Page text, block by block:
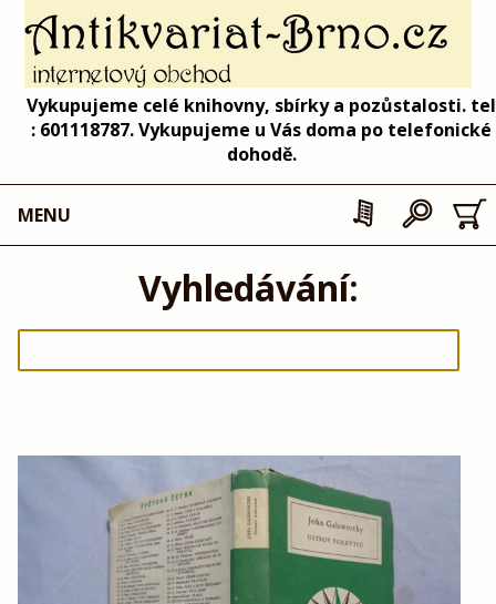
Vykupujeme celé knihovny, sbírky a pozůstalosti. tel
: 601118787. Vykupujeme u Vás doma po telefonické
dohodě.
MENU
Vyhledávání: